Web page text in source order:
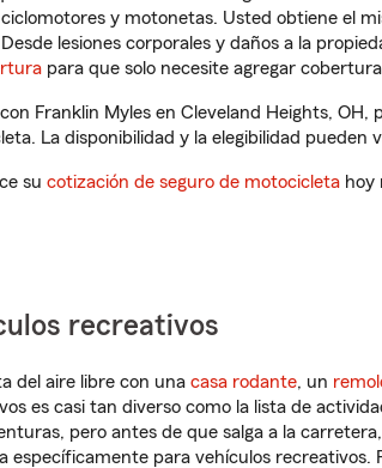
y motonetas. Usted obtiene el
lesiones corporales y daños a la
para que solo necesite agregar
Franklin Myles en Cleveland Heights,
La disponibilidad y la elegibilidad pueden
su cotización de seguro de motocicleta hoy
recreativos
del aire libre con una casa rodante, un
es casi tan diverso como la lista de
pero antes de que salga a la
específicamente para vehículos